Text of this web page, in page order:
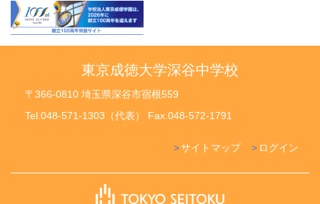
東京成徳大学深谷中学校
〒366-0810 埼玉県深谷市宿根559
Tel.048-571-1303（代表） Fax.048-572-1791
ログイン
サイトマップ